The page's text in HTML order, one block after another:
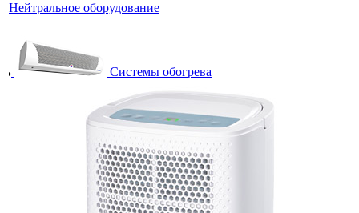
Нейтральное оборудование
Системы обогрева